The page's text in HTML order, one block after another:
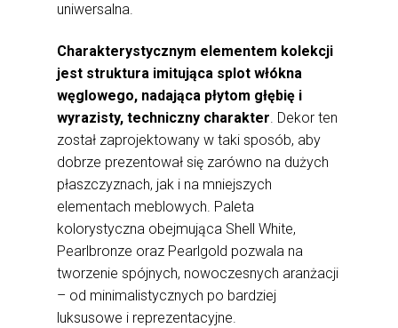
uniwersalna.
Charakterystycznym elementem kolekcji
jest struktura imitująca splot włókna
węglowego, nadająca płytom głębię i
wyrazisty, techniczny charakter. Dekor ten
został zaprojektowany w taki sposób, aby
dobrze prezentował się zarówno na dużych
płaszczyznach, jak i na mniejszych
elementach meblowych. Paleta
kolorystyczna obejmująca Shell White,
Pearlbronze oraz Pearlgold pozwala na
tworzenie spójnych, nowoczesnych aranżacji
– od minimalistycznych po bardziej
luksusowe i reprezentacyjne.